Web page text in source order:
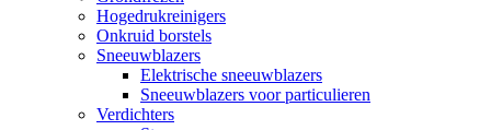
Hogedrukreinigers
Onkruid borstels
Sneeuwblazers
Elektrische sneeuwblazers
Sneeuwblazers voor particulieren
Verdichters